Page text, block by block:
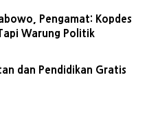
Pengamat: Kopdes
Warung Politik
dan Pendidikan Gratis